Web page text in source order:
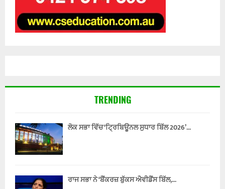
TRENDING
ਲੋਕ ਸਭਾ ਵਿੱਚ ‘ਟ੍ਰਿਬਿਊਨਲ ਸੁਧਾਰ ਬਿੱਲ 2026’...
ਰਾਜ ਸਭਾ ਨੇ ‘ਬੈਂਕਰਜ਼ ਬੁੱਕਸ ਐਵੀਡੈਂਸ ਬਿੱਲ,...